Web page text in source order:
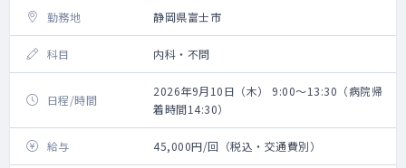
勤務地 静岡県富士市
科目 内科・不問
日程/時間
2026年9月10日（木） 9:00～13:30（病院帰
着時間14:30）
給与 45,000円/回（税込・交通費別）